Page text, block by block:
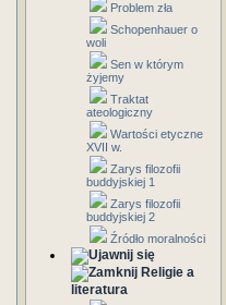
Problem zła
Schopenhauer o
woli
Sen w którym
żyjemy
Traktat
ateologiczny
Wartości etyczne
XVII w.
Zarys filozofii
buddyjskiej 1
Zarys filozofii
buddyjskiej 2
Źródło moralności
Religie a
literatura